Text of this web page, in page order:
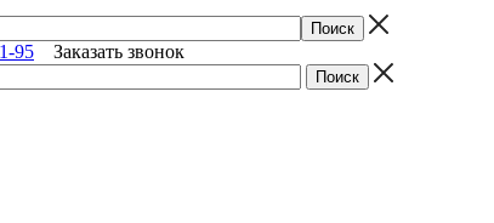
95 Заказать звонок